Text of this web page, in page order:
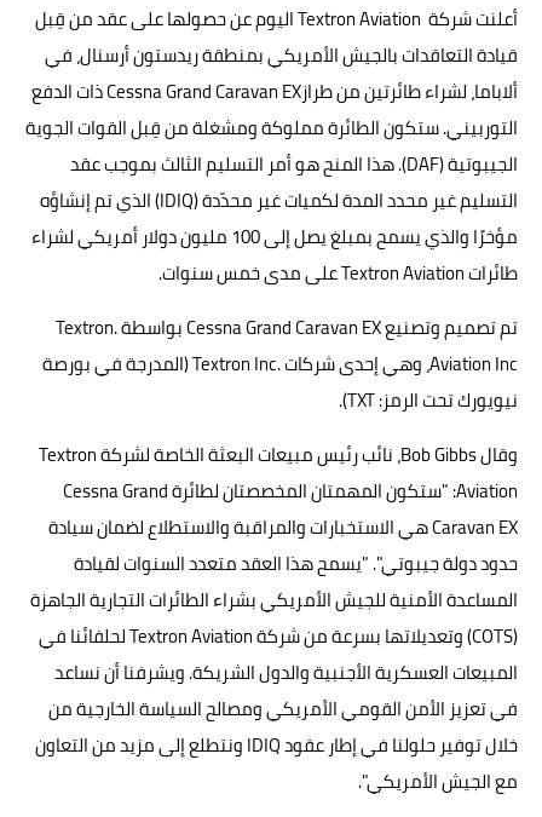
أعلنت شركة Textron Aviation اليوم عن حصولها على عقد من قِبل
قيادة التعاقدات بالجيش الأمريكي بمنطقة ريدستون أرسنال، في
ألاباما، لشراء طائرتين من طرازCessna Grand Caravan EX ذات الدفع
التوربيني. ستكون الطائرة مملوكة ومشغلة من قِبل القوات الجوية
الجيبوتية (DAF). هذا المنح هو أمر التسليم الثالث بموجب عقد
التسليم غير محدد المدة لكميات غير محدّدة (IDIQ) الذي تم إنشاؤه
مؤخرًا والذي يسمح بمبلغ يصل إلى 100 مليون دولار أمريكي لشراء
طائرات Textron Aviation على مدى خمس سنوات.
تم تصميم وتصنيع Cessna Grand Caravan EX بواسطة .Textron
Aviation Inc، وهي إحدى شركات .Textron Inc (المدرجة في بورصة
نيويورك تحت الرمز: TXT).
وقال Bob Gibbs، نائب رئيس مبيعات البعثة الخاصة لشركة Textron
Aviation: "ستكون المهمتان المخصصتان لطائرة Cessna Grand
Caravan EX هي الاستخبارات والمراقبة والاستطلاع لضمان سيادة
حدود دولة جيبوتي". "يسمح هذا العقد متعدد السنوات لقيادة
المساعدة الأمنية للجيش الأمريكي بشراء الطائرات التجارية الجاهزة
(COTS) وتعديلاتها بسرعة من شركة Textron Aviation لحلفائنا في
المبيعات العسكرية الأجنبية والدول الشريكة. ويشرفنا أن نساعد
في تعزيز الأمن القومي الأمريكي ومصالح السياسة الخارجية من
خلال توفير حلولنا في إطار عقود IDIQ ونتطلع إلى مزيد من التعاون
مع الجيش الأمريكي".